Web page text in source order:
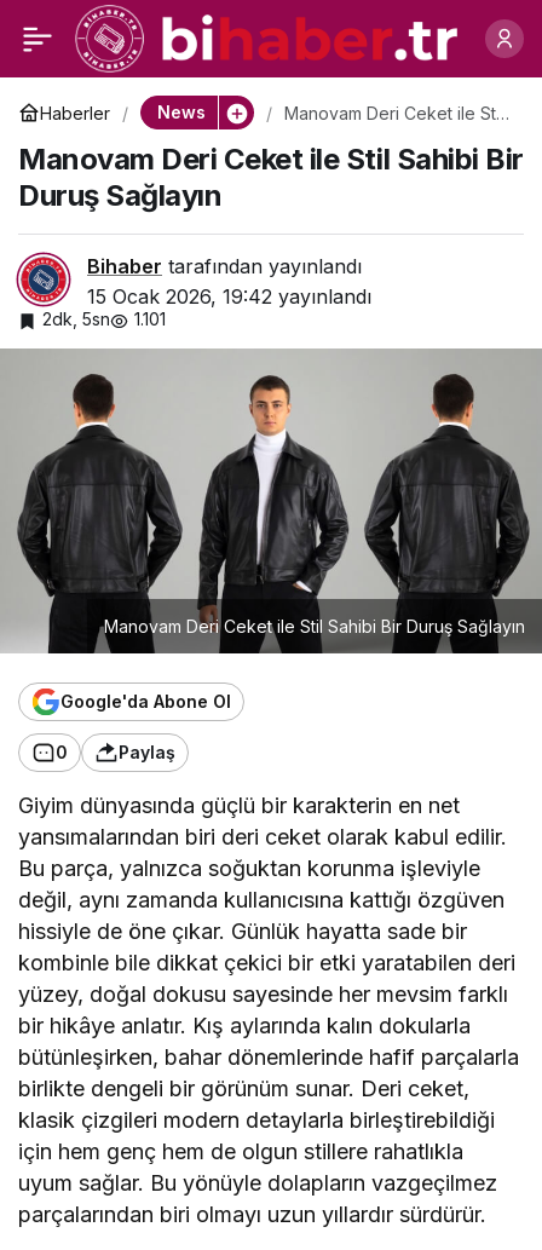
Haberler News
Manovam Deri Ceket ile Stil
Manovam Deri Ceket ile Stil Sahibi Bir
Duruş Sağlayın
Bihaber tarafından yayınlandı
15 Ocak 2026, 19:42 yayınlandı
2dk, 5sn 1.101
Manovam Deri Ceket ile Stil Sahibi Bir Duruş Sağlayın
Google'da Abone Ol
0 Paylaş
Giyim dünyasında güçlü bir karakterin en net
yansımalarından biri deri ceket olarak kabul edilir.
Bu parça, yalnızca soğuktan korunma işleviyle
değil, aynı zamanda kullanıcısına kattığı özgüven
hissiyle de öne çıkar. Günlük hayatta sade bir
kombinle bile dikkat çekici bir etki yaratabilen deri
yüzey, doğal dokusu sayesinde her mevsim farklı
bir hikâye anlatır. Kış aylarında kalın dokularla
bütünleşirken, bahar dönemlerinde hafif parçalarla
birlikte dengeli bir görünüm sunar. Deri ceket,
klasik çizgileri modern detaylarla birleştirebildiği
için hem genç hem de olgun stillere rahatlıkla
uyum sağlar. Bu yönüyle dolapların vazgeçilmez
parçalarından biri olmayı uzun yıllardır sürdürür.
Organizasyon Sürecini
Kolaylaştıran Hayır
Lokması Hizmeti
0 Paylaş